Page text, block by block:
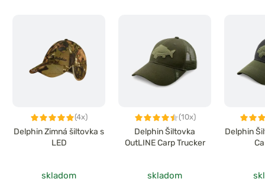
(4x)
Delphin Zimná šiltovka s
LED
skladom
(10x)
Delphin Šiltovka
OutLINE Carp Trucker
skladom
Delphin